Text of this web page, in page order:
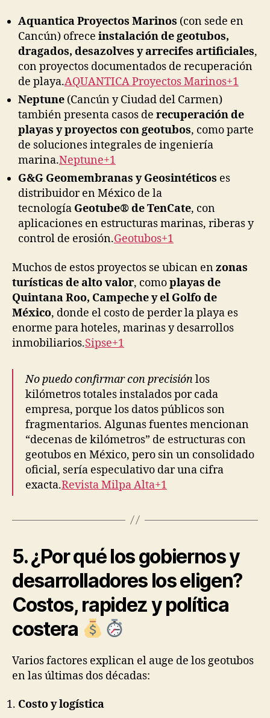
Aquantica Proyectos Marinos (con sede en
Cancún) ofrece instalación de geotubos,
dragados, desazolves y arrecifes artificiales,
con proyectos documentados de recuperación
de playa.AQUANTICA Proyectos Marinos+1
Neptune (Cancún y Ciudad del Carmen)
también presenta casos de recuperación de
playas y proyectos con geotubos, como parte
de soluciones integrales de ingeniería
marina.Neptune+1
G&G Geomembranas y Geosintéticos es
distribuidor en México de la
tecnología Geotube® de TenCate, con
aplicaciones en estructuras marinas, riberas y
control de erosión.Geotubos+1
Muchos de estos proyectos se ubican enzonas
turísticas de alto valor, comoplayas de
Quintana Roo, Campeche y el Golfo de
México, donde el costo de perder la playa es
enorme para hoteles, marinas y desarrollos
inmobiliarios.Sipse+1
No puedo confirmar con precisiónlos
kilómetros totales instalados por cada
empresa, porque los datos públicos son
fragmentarios. Algunas fuentes mencionan
“decenas de kilómetros” de estructuras con
geotubos en México, pero sin un consolidado
oficial, sería especulativo dar una cifra
exacta.Revista Milpa Alta+1
5. ¿Por qué los gobiernos y
desarrolladores los eligen?
Costos, rapidez y política
costera
Varios factores explican el auge de los geotubos
en las últimas dos décadas:
Costo y logística